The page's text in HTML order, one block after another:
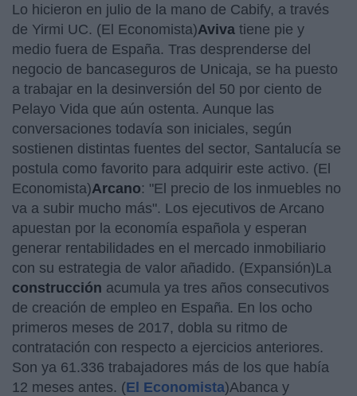
Lo hicieron en julio de la mano de Cabify, a través
de Yirmi UC. (El Economista)Aviva tiene pie y
medio fuera de España. Tras desprenderse del
negocio de bancaseguros de Unicaja, se ha puesto
a trabajar en la desinversión del 50 por ciento de
Pelayo Vida que aún ostenta. Aunque las
conversaciones todavía son iniciales, según
sostienen distintas fuentes del sector, Santalucía se
postula como favorito para adquirir este activo. (El
Economista)Arcano: "El precio de los inmuebles no
va a subir mucho más". Los ejecutivos de Arcano
apuestan por la economía española y esperan
generar rentabilidades en el mercado inmobiliario
con su estrategia de valor añadido. (Expansión)La
construcción acumula ya tres años consecutivos
de creación de empleo en España. En los ocho
primeros meses de 2017, dobla su ritmo de
contratación con respecto a ejercicios anteriores.
Son ya 61.336 trabajadores más de los que había
12 meses antes. (El Economista)Abanca y